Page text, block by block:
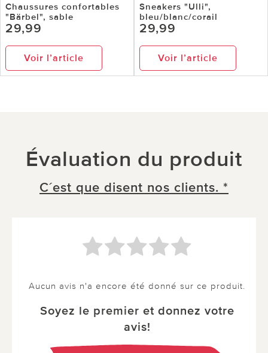
Chaussures confortables
"Bärbel", sable
29,99
Voir l’article
Sneakers "Ulli",
bleu/blanc/corail
29,99
Voir l’article
Évaluation du produit
C´est que disent nos clients. *
Aucun avis n'a encore été donné sur ce produit.
Soyez le premier et donnez votre
avis!